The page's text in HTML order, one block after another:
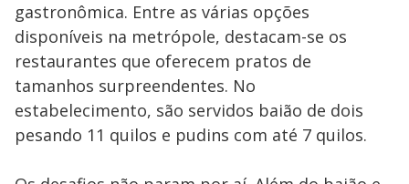
gastronômica. Entre as várias opções
disponíveis na metrópole, destacam-se os
restaurantes que oferecem pratos de
tamanhos surpreendentes. No
estabelecimento, são servidos baião de dois
pesando 11 quilos e pudins com até 7 quilos.